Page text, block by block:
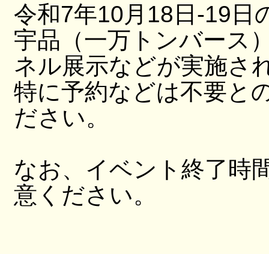
令和7年10月18日-19日
宇品（一万トンバース
ネル展示などが実施さ
特に予約などは不要と
ださい。
なお、イベント終了時
意ください。